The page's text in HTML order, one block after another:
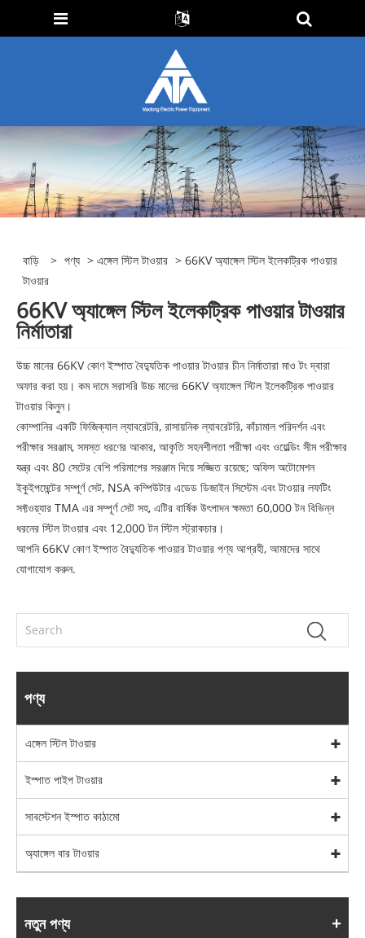
বাড়ি > পণ্য >এঙ্গেল স্টিল টাওয়ার > 66KV অ্যাঙ্গেল স্টিল ইলেকট্রিক পাওয়ার
টাওয়ার
66KV অ্যাঙ্গেল স্টিল ইলেকট্রিক পাওয়ার টাওয়ার
নির্মাতারা
উচ্চ মানের 66KV কোণ ইস্পাত বৈদ্যুতিক পাওয়ার টাওয়ার চীন নির্মাতারা মাও টং দ্বারা
অফার করা হয়। কম দামে সরাসরি উচ্চ মানের 66KV অ্যাঙ্গেল স্টিল ইলেকট্রিক পাওয়ার
টাওয়ার কিনুন।
কোম্পানির একটি ফিজিক্যাল ল্যাবরেটরি, রাসায়নিক ল্যাবরেটরি, কাঁচামাল পরিদর্শন এবং
পরীক্ষার সরঞ্জাম, সমস্ত ধরণের আকার, আকৃতি সহনশীলতা পরীক্ষা এবং ওয়েল্ডিং সীম পরীক্ষার
যন্ত্র এবং 80 সেটের বেশি পরিমাপের সরঞ্জাম দিয়ে সজ্জিত রয়েছে; অফিস অটোমেশন
ইকুইপমেন্টের সম্পূর্ণ সেট, NSA কম্পিউটার এডেড ডিজাইন সিস্টেম এবং টাওয়ার লফটিং
সফ্টওয়্যার TMA এর সম্পূর্ণ সেট সহ, এটির বার্ষিক উৎপাদন ক্ষমতা 60,000 টন বিভিন্ন
ধরনের স্টিল টাওয়ার এবং 12,000 টন স্টিল স্ট্রাকচার।
আপনি 66KV কোণ ইস্পাত বৈদ্যুতিক পাওয়ার টাওয়ার পণ্য আগ্রহী, আমাদের সাথে
যোগাযোগ করুন.
পণ্য
এঙ্গেল স্টিল টাওয়ার
ইস্পাত পাইপ টাওয়ার
সাবস্টেশন ইস্পাত কাঠামো
অ্যাঙ্গেল বার টাওয়ার
নতুন পণ্য